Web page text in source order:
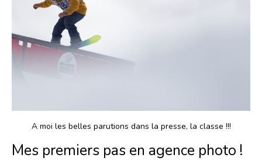
A moi les belles parutions dans la presse, la classe !!!
Mes premiers pas en agence photo !